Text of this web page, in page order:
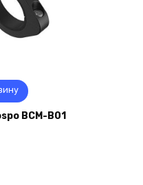
BCM-B01